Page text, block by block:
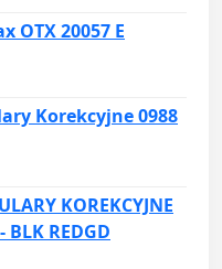
OTX 20057 E
Korekcyjne 0988
KOREKCYJNE
BLK REDGD